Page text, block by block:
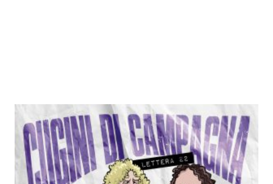
Programmi
Conduttori
Repliche
Podcast